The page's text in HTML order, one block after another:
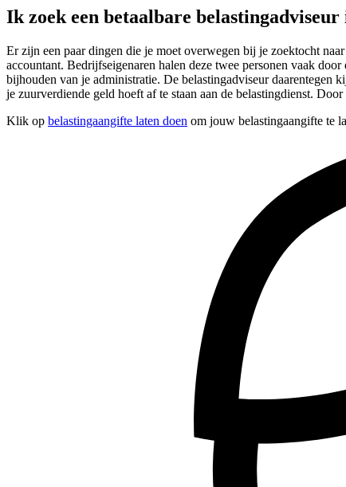
Ik zoek een betaalbare
Er zijn een paar dingen die je moet overwegen bij je zoektocht
accountant. Bedrijfseigenaren halen deze twee personen vaak
bijhouden van je administratie. De belastingadviseur daarentegen
je zuurverdiende geld hoeft af te staan aan de belastingdienst.
Klik op belastingaangifte laten doen om jouw belastingaangifte te